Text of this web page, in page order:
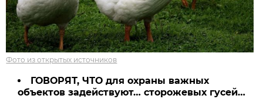
Фото из открытых источников
ГОВОРЯТ, ЧТО для охраны важных
объектов задействуют… сторожевых гусей…